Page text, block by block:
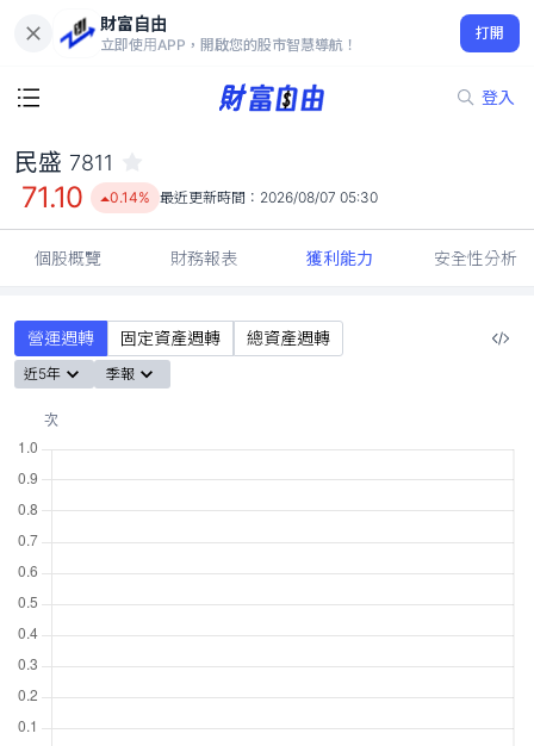
財富自由
立即使用APP，開啟您的股市智慧導航！
打開
登入
71.10
0.14%
民盛 7811
71.10 0.14% 最近更新時間： 2026/08/07 05:30
個股概覽 財務報表 獲利能力 安全性分析
營運週轉 固定資產週轉 總資產週轉
近5年 季報